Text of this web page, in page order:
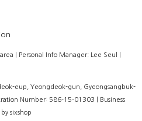
| Personal Info Manager: Lee Seul |
eup, Yeongdeok-gun, Gyeongsangbuk-
Number: 586-15-01303 | Business
sixshop